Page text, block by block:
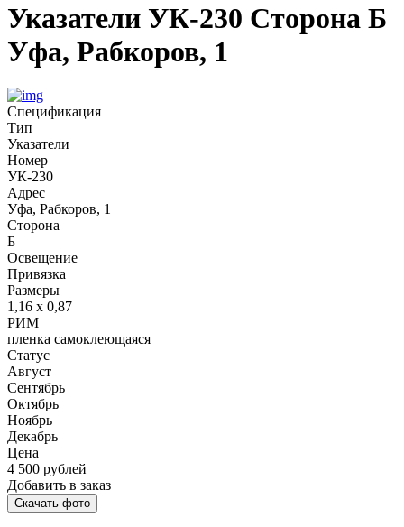
Указатели УК-230 Сторона Б
Уфа, Рабкоров, 1
Спецификация
Тип
Указатели
Номер
УК-230
Адрес
Уфа, Рабкоров, 1
Сторона
Б
Освещение
Привязка
Размеры
1,16 х 0,87
РИМ
пленка самоклеющаяся
Статус
Август
Сентябрь
Октябрь
Ноябрь
Декабрь
Цена
4 500 рублей
Добавить в заказ
Скачать фото